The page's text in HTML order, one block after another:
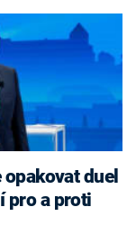
pro a proti